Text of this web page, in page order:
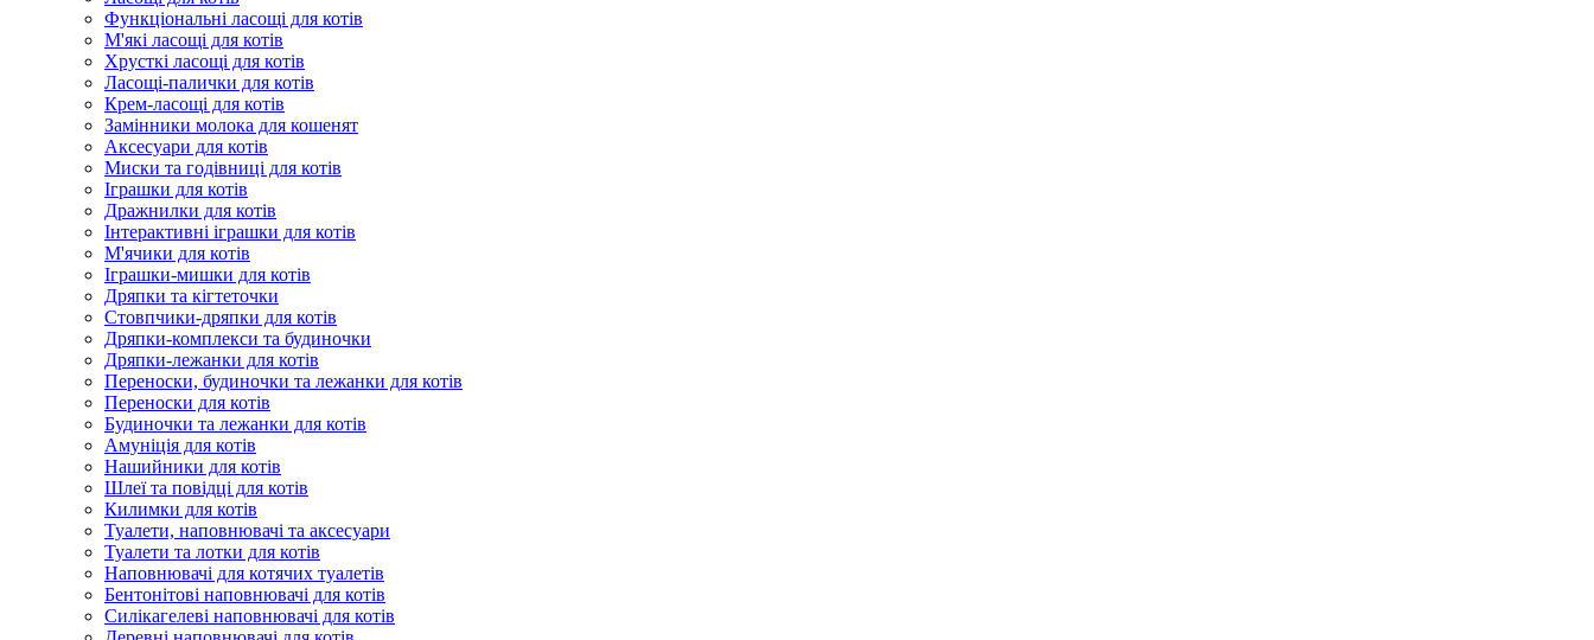
Функціональні ласощі для котів
М'які ласощі для котів
Хрусткі ласощі для котів
Ласощі-палички для котів
Крем-ласощі для котів
Замінники молока для кошенят
Аксесуари для котів
Миски та годівниці для котів
Іграшки для котів
Дражнилки для котів
Інтерактивні іграшки для котів
М'ячики для котів
Іграшки-мишки для котів
Дряпки та кігтеточки
Стовпчики-дряпки для котів
Дряпки-комплекси та будиночки
Дряпки-лежанки для котів
Переноски, будиночки та лежанки для котів
Переноски для котів
Будиночки та лежанки для котів
Амуніція для котів
Нашийники для котів
Шлеї та повідці для котів
Килимки для котів
Туалети, наповнювачі та аксесуари
Туалети та лотки для котів
Наповнювачі для котячих туалетів
Бентонітові наповнювачі для котів
Силікагелеві наповнювачі для котів